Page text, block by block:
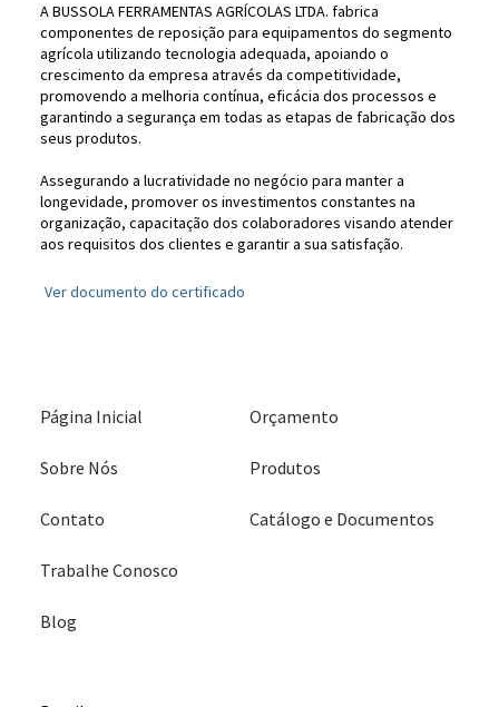
Página Inicial
Sobre Nós
Contato
Trabalhe Conosco
Blog
Orçamento
Produtos
Catálogo e Documentos
A BUSSOLA FERRAMENTAS AGRÍCOLAS LTDA. fabrica
componentes de reposição para equipamentos do segmento
agrícola utilizando tecnologia adequada, apoiando o
crescimento da empresa através da competitividade,
promovendo a melhoria contínua, eficácia dos processos e
garantindo a segurança em todas as etapas de fabricação dos
seus produtos.
Assegurando a lucratividade no negócio para manter a
longevidade, promover os investimentos constantes na
organização, capacitação dos colaboradores visando atender
aos requisitos dos clientes e garantir a sua satisfação.
Ver documento do certificado